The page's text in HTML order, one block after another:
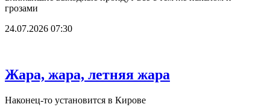
грозами
24.07.2026 07:30
Жара, жара, летняя жара
Наконец-то установится в Кирове